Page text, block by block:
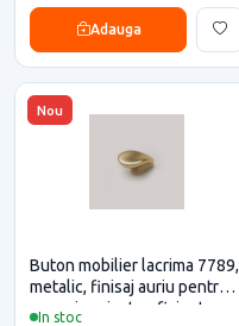
Adauga
Nou
In stoc
Buton mobilier lacrima 7789,
metalic, finisaj auriu pentru
casa si proiecte eficiente